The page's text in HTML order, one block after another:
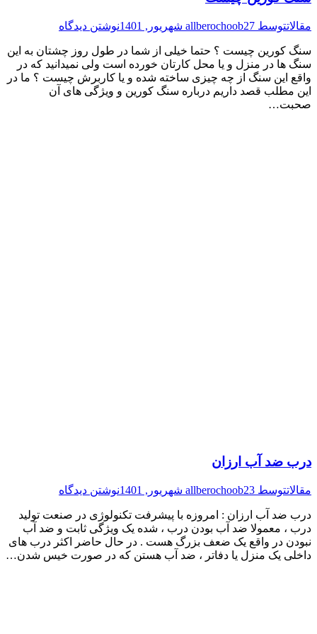
مقالاتتوسط allberochoob27 شهریور, 1401 نوشتن دیدگاه
سنگ کورین چیست ؟ حتما خیلی از شما در طول روز چشتان به این
سنگ ها در منزل و یا محل کارتان خورده است ولی نمیدانید که در
واقع این سنگ از چه چیزی ساخته شده و یا کاربرش چیست ؟ ما در
این مطلب قصد داریم درباره سنگ کورین و ویژگی های آن
صحبت…
درب ضد آب ارزان
مقالاتتوسط allberochoob23 شهریور, 1401 نوشتن دیدگاه
درب ضد آب ارزان : امروزه با پیشرفت تکنولوژی در صنعت تولید
درب ، معمولا ضد آب بودن درب ، شده یک ویژگی ثابت و ضد آب
نبودن در واقع یک ضعف بزرگ هست . در حال حاضر اکثر درب های
داخلی یک منزل یا دفاتر ، ضد آب هستن که در صورت خیس شدن…